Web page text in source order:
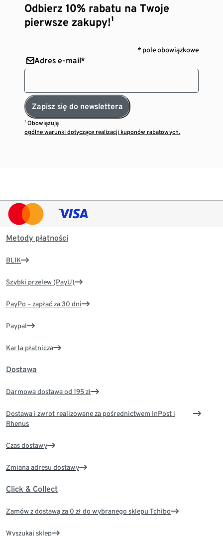
Odbierz 10% rabatu na Twoje
pierwsze zakupy!¹
* pole obowiązkowe
Adres e-mail*
Zapisz się do newslettera
¹ Obowiązują
ogólne warunki dotyczące realizacji kuponów rabatowych.
Metody płatności
BLIK
Szybki przelew (PayU)
PayPo – zapłać za 30 dni
Paypal
Karta płatnicza
Dostawa
Darmowa dostawa od 195 zł
Dostawa i zwrot realizowane za pośrednictwem InPost i
Rhenus
Czas dostawy
Zmiana adresu dostawy
Click & Collect
Zamów z dostawą za 0 zł do wybranego sklepu Tchibo
Wyszukaj sklep